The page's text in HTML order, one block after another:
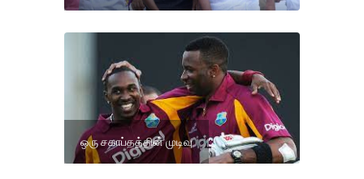
ஒரு சகாப்தத்தின் முடிவு